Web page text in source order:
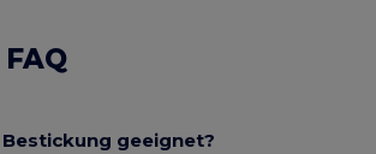
FAQ
geeignet?